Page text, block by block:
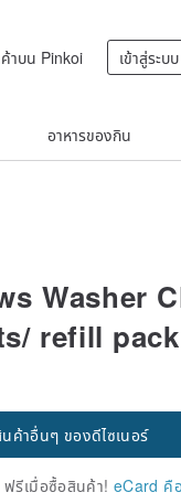
าบน Pinkoi เข้าสู่ระบ
อาหารของกิน
Washer
refill
ค้าอื่นๆ ของดีไซเนอร์
รีเมื่อซื้อสินค้า! eCard คื